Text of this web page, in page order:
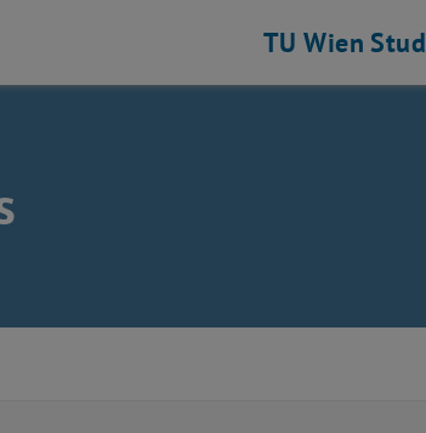
auflisten
TU Wien